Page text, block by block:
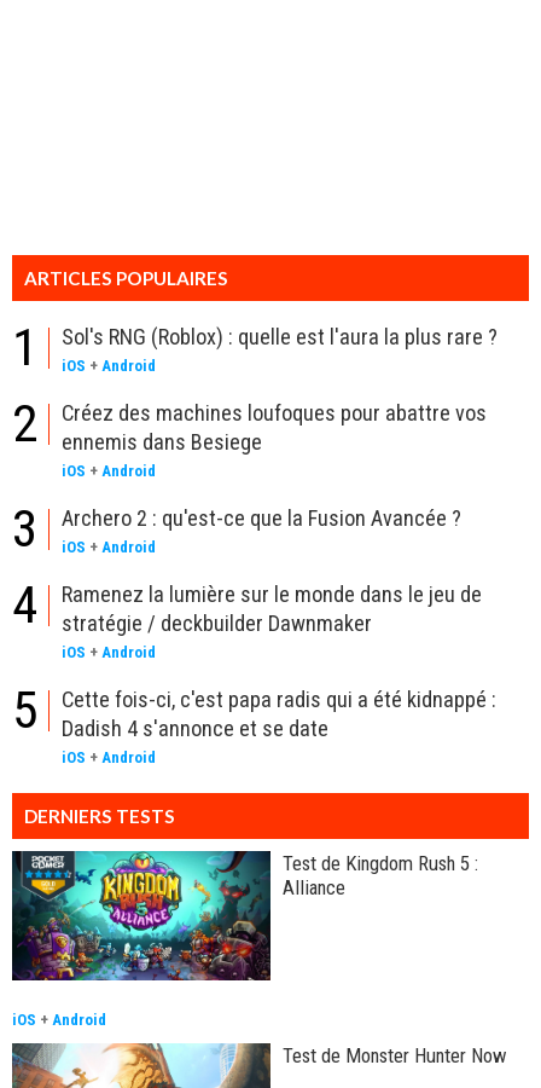
ARTICLES POPULAIRES
1 Sol's RNG (Roblox) : quelle est l'aura la plus rare ?
iOS + Android
2
Créez des machines loufoques pour abattre vos
ennemis dans Besiege
iOS + Android
3 Archero 2 : qu'est-ce que la Fusion Avancée ?
iOS + Android
4
Ramenez la lumière sur le monde dans le jeu de
stratégie / deckbuilder Dawnmaker
iOS + Android
5
Cette fois-ci, c'est papa radis qui a été kidnappé :
Dadish 4 s'annonce et se date
iOS + Android
DERNIERS TESTS
Test de Kingdom Rush 5 :
Alliance
iOS + Android
Test de Monster Hunter Now